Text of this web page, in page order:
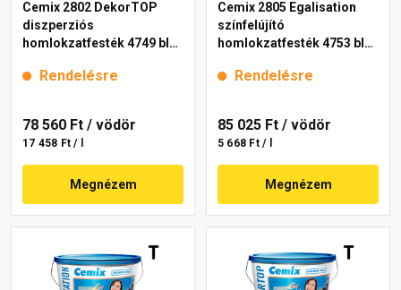
Cemix 2802 DekorTOP
diszperziós
homlokzatfesték 4749 blue
Rendelésre
78 560 Ft / vödör
17 458 Ft / l
Megnézem
Cemix 2805 Egalisation
színfelújító
homlokzatfesték 4753 blue
Rendelésre
85 025 Ft / vödör
5 668 Ft / l
Megnézem